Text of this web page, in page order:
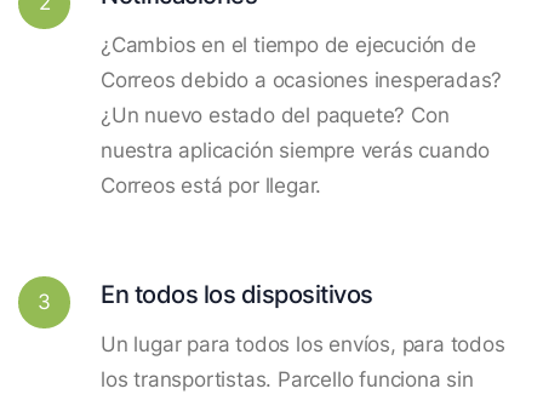
¿Cambios en el tiempo de ejecución de
Correos debido a ocasiones inesperadas?
¿Un nuevo estado del paquete? Con
nuestra aplicación siempre verás cuando
Correos está por llegar.
3 En todos los dispositivos
Un lugar para todos los envíos, para todos
los transportistas. Parcello funciona sin